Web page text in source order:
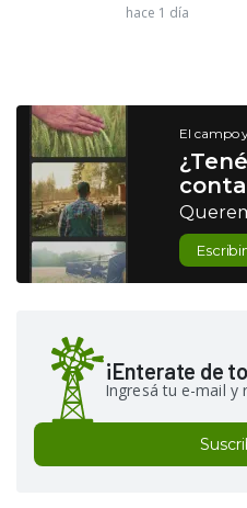
hace 1 día
El campo
¡Enterate de
Ingresá tu e-mail y